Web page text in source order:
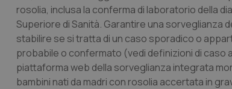
rosolia, inclusa la conferma di laboratorio della
Superiore di Sanità. Garantire una sorveglianza
stabilire se si tratta di un caso sporadico o
probabile o confermato (vedi definizioni di caso
piattaforma web della sorveglianza integrata
bambini nati da madri con rosolia accertata in